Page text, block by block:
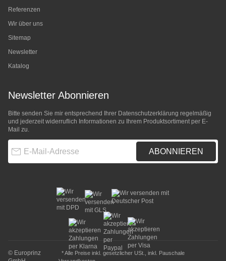
Referenzen
Wir über uns
Sitemap
Newsletter
Katalog
Newsletter Abonnieren
Bitte senden Sie mir entsprechend Ihrer Datenschutzerklärung regelmäßig
und jederzeit widerruflich Informationen zu Ihrem Produktsortiment per E-
Mail zu.
ABONNIEREN
© Europrinz
* Alle Preise inkl. gesetzlicher USt., inkl.
Pauschale